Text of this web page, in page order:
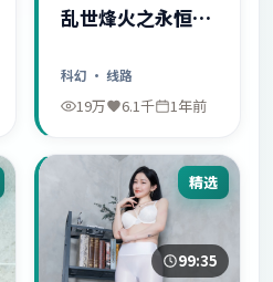
乱世烽火之永恒爱
科幻 · 线路
19万 6.1千 1年前
精选
99:35